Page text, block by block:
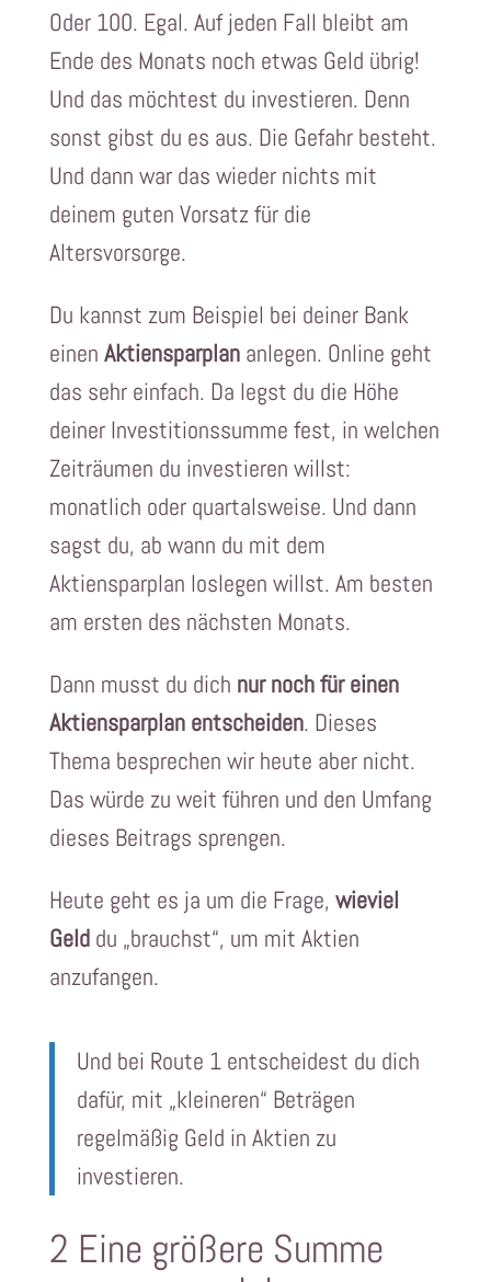
Oder 100. Egal. Auf jeden Fall bleibt am
Ende des Monats noch etwas Geld übrig!
Und das möchtest du investieren. Denn
sonst gibst du es aus. Die Gefahr besteht.
Und dann war das wieder nichts mit
deinem guten Vorsatz für die
Altersvorsorge.
Du kannst zum Beispiel bei deiner Bank
einen Aktiensparplananlegen. Online geht
das sehr einfach. Da legst du die Höhe
deiner Investitionssumme fest, in welchen
Zeiträumen du investieren willst:
monatlich oder quartalsweise. Und dann
sagst du, ab wann du mit dem
Aktiensparplan loslegen willst. Am besten
am ersten des nächsten Monats.
Dann musst du dich nur noch für einen
Aktiensparplan entscheiden. Dieses
Thema besprechen wir heute aber nicht.
Das würde zu weit führen und den Umfang
dieses Beitrags sprengen.
Heute geht es ja um die Frage, wieviel
Gelddu „brauchst“, um mit Aktien
anzufangen.
Und bei Route 1 entscheidest du dich
dafür, mit „kleineren“ Beträgen
regelmäßig Geld in Aktien zu
investieren.
2 Eine größere Summe